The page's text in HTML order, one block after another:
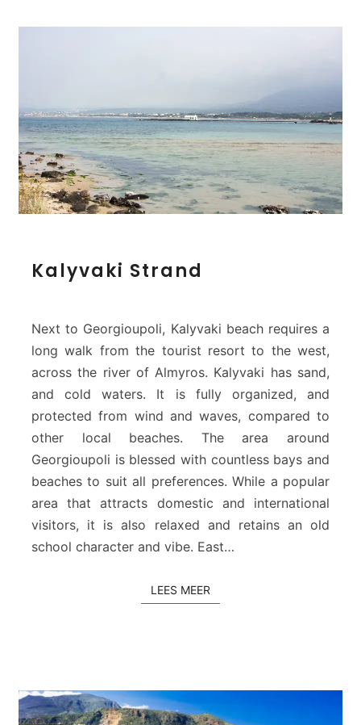
a
v
a
k
i
S
t
n
d
Kalyvaki Strand
Next to Georgioupoli, Kalyvaki beach requires a
long walk from the tourist resort to the west,
across the river of Almyros. Kalyvaki has sand,
and cold waters. It is fully organized, and
protected from wind and waves, compared to
other local beaches. The area around
Georgioupoli is blessed with countless bays and
beaches to suit all preferences. While a popular
area that attracts domestic and international
visitors, it is also relaxed and retains an old
school character and vibe. East…
LEES MEER